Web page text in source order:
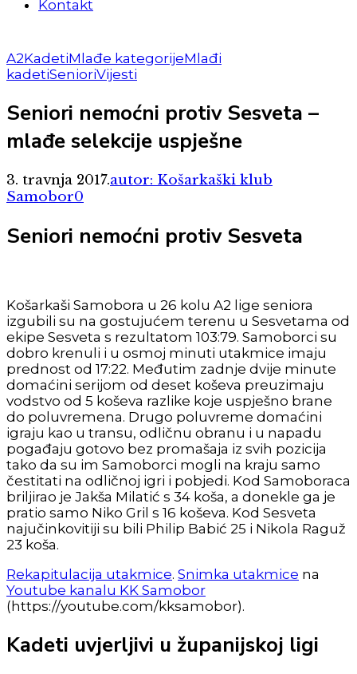
Kontakt
A2KadetiMlađe kategorijeMlađi
kadetiSenioriVijesti
Seniori nemoćni protiv Sesveta –
mlađe selekcije uspješne
3. travnja 2017.autor: Košarkaški klub
Samobor0
Seniori nemoćni protiv Sesveta
Košarkaši Samobora u 26 kolu A2 lige seniora
izgubili su na gostujućem terenu u Sesvetama od
ekipe Sesveta s rezultatom 103:79. Samoborci su
dobro krenuli i u osmoj minuti utakmice imaju
prednost od 17:22. Međutim zadnje dvije minute
domaćini serijom od deset koševa preuzimaju
vodstvo od 5 koševa razlike koje uspješno brane
do poluvremena. Drugo poluvreme domaćini
igraju kao u transu, odličnu obranu i u napadu
pogađaju gotovo bez promašaja iz svih pozicija
tako da su im Samoborci mogli na kraju samo
čestitati na odličnoj igri i pobjedi. Kod Samoboraca
briljirao je Jakša Milatić s 34 koša, a donekle ga je
pratio samo Niko Gril s 16 koševa. Kod Sesveta
najučinkovitiji su bili Philip Babić 25 i Nikola Raguž
23 koša.
Rekapitulacija utakmice. Snimka utakmice na
Youtube kanalu KK Samobor
(https://youtube.com/kksamobor).
Kadeti uvjerljivi u županijskoj ligi